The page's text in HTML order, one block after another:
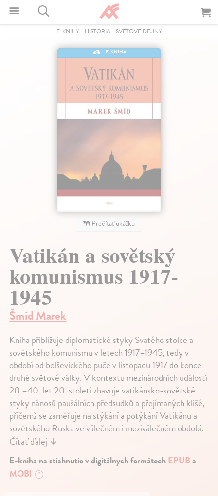
E-KNIHY- HISTÓRIA- SVETOVÉ DEJINY
E-KNIHA
Prečítať ukážku
Vatikán a sovětský
komunismus 1917-
1945
Šmid Marek
Kniha přibližuje diplomatické styky Svatého stolce a
sovětského komunismu v letech 1917–1945, tedy v
období od bolševického puče v listopadu 1917 do konce
druhé světové války. V kontextu mezinárodních událostí
20.–40. let 20. století zbavuje vatikánsko-sovětské
styky nánosů paušálních předsudků a přejímaných klišé,
přičemž se zaměřuje na stýkání a potýkání Vatikánu a
sovětského Ruska ve válečném i meziválečném období.
Čítať ďalej↓
E-kniha na stiahnutie v digitálnych formátochEPUBa
MOBI
?